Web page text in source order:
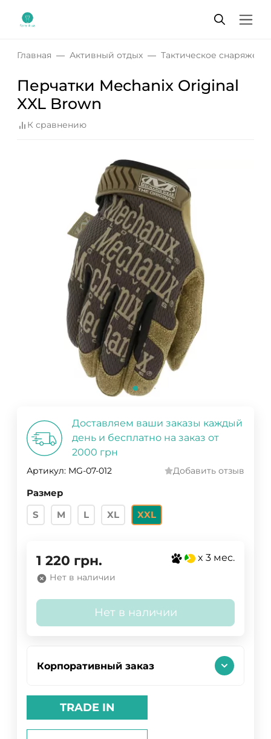
Главная Активный отдых Тактическое
Перчатки Mechanix Original
XXL Brown
К сравнению
Доставляем ваши заказы каждый
день и бесплатно на заказ от
2000 грн
Артикул: MG-07-012 Добавить отзыв
Размер
S M L XL XXL
1 220 грн. x 3 мес.
Нет в наличии
Нет в наличии
Корпоративный заказ
TRADE IN